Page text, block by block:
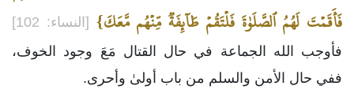
فَأَقَمۡتَ لَهُمُ ٱلصَّلَوٰةَ فَلۡتَقُمۡ طَآئِفَةٞ مِّنۡهُم مَّعَكَ} [النساء: 102]
فأوجب الله الجماعة في حال القتال مَعَ وجود الخوف،
ففي حال الأمن والسلم من باب أولىٰ وأحرى.